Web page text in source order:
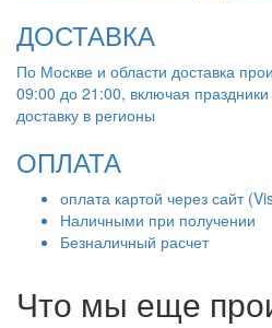
ДОСТАВКА
По Москве и области доставка
09:00 до 21:00, включая
доставку в регионы
ОПЛАТА
оплата картой через сайт
Наличными при получении
Безналичный расчет
Что мы еще